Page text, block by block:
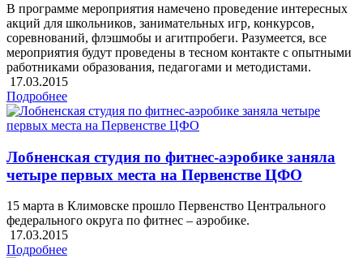
В программе мероприятия намечено проведение интересных
акций для школьников, занимательных игр, конкурсов,
соревнований, флэшмобы и агитпробеги. Разумеется, все
мероприятия будут проведены в тесном контакте с опытными
работниками образования, педагогами и методистами.
17.03.2015
Подробнее
Лобненская студия по фитнес-аэробике заняла
четыре первых места на Первенстве ЦФО
15 марта в Климовске прошло Первенство Центрального
федерального округа по фитнес – аэробике.
17.03.2015
Подробнее